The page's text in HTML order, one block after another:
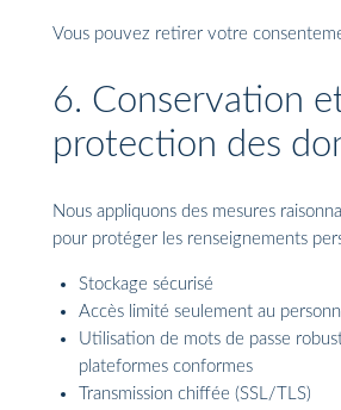
Vous pouvez retirer votre
6. Conservation
protection des
Nous appliquons des mesures
pour protéger les renseignements
Stockage sécurisé
Accès limité seulement au
Utilisation de mots de passe
plateformes conformes
Transmission chiffée (SSL/TLS)